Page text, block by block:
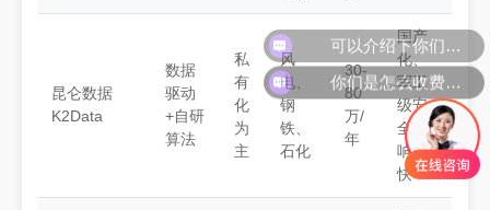
昆仑数据
K2Data
数据
驱动
+自研
算法
私
有
化
为
主
风
电、
钢
铁、
石化
30-
80
万/
年
国产
化、
军工
级安
全、
响应
快
可以介绍下你们的产品么